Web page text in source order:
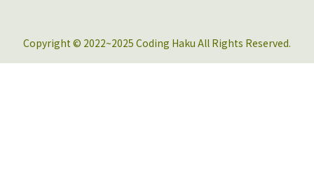
Copyright © 2022~2025 Coding Haku All Rights Reserved.